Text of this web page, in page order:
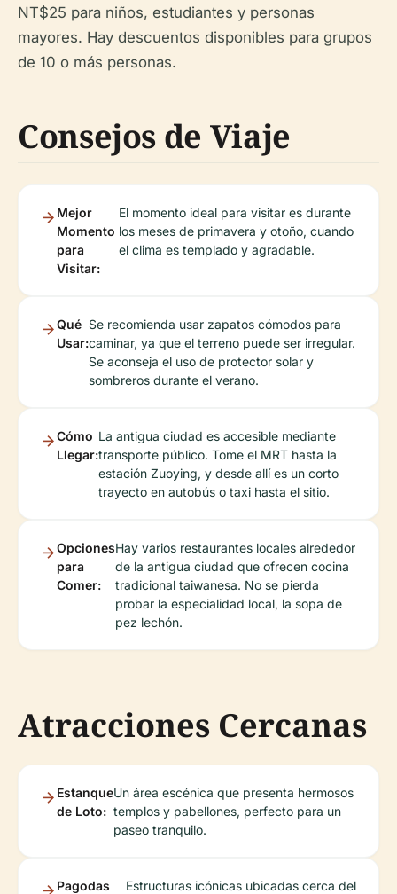
NT$25 para niños, estudiantes y personas
mayores. Hay descuentos disponibles para grupos
de 10 o más personas.
Consejos de Viaje
Mejor
Momento
para
Visitar:
El momento ideal para visitar es durante
los meses de primavera y otoño, cuando
el clima es templado y agradable.
Qué
Usar:
Se recomienda usar zapatos cómodos para
caminar, ya que el terreno puede ser irregular.
Se aconseja el uso de protector solar y
sombreros durante el verano.
Cómo
Llegar:
La antigua ciudad es accesible mediante
transporte público. Tome el MRT hasta la
estación Zuoying, y desde allí es un corto
trayecto en autobús o taxi hasta el sitio.
Opciones
para
Comer:
Hay varios restaurantes locales alrededor
de la antigua ciudad que ofrecen cocina
tradicional taiwanesa. No se pierda
probar la especialidad local, la sopa de
pez lechón.
Atracciones Cercanas
Estanque
de Loto:
Un área escénica que presenta hermosos
templos y pabellones, perfecto para un
paseo tranquilo.
Pagodas
Estructuras icónicas ubicadas cerca del